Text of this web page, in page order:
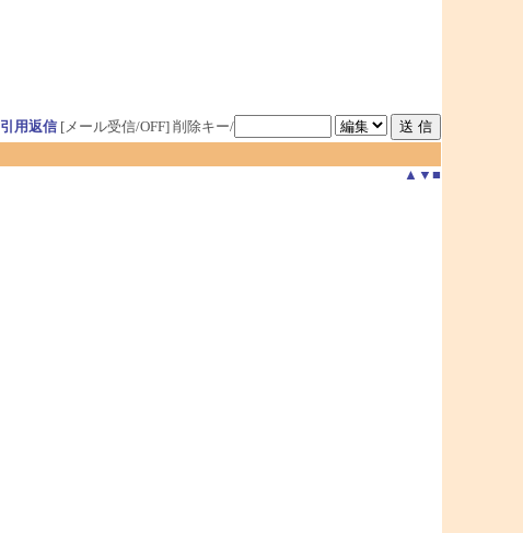
引用返信[メール受信/OFF] 削除キー/
▲ ▼ ■